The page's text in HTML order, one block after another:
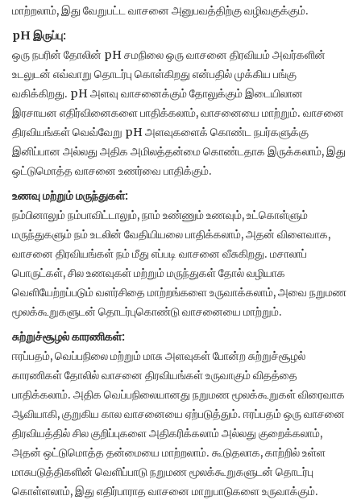
மாற்றலாம், இது வேறுபட்ட வாசனை அனுபவத்திற்கு வழிவகுக்கும்.
pH இருப்பு:
ஒரு நபரின் தோலின் pH சமநிலை ஒரு வாசனை திரவியம் அவர்களின்
உடலுடன் எவ்வாறு தொடர்பு கொள்கிறது என்பதில் முக்கிய பங்கு
வகிக்கிறது. pH அளவு வாசனைக்கும் தோலுக்கும் இடையிலான
இரசாயன எதிர்வினைகளை பாதிக்கலாம், வாசனையை மாற்றும். வாசனை
திரவியங்கள் வெவ்வேறு pH அளவுகளைக் கொண்ட நபர்களுக்கு
இனிப்பான அல்லது அதிக அமிலத்தன்மை கொண்டதாக இருக்கலாம், இது
ஒட்டுமொத்த வாசனை உணர்வை பாதிக்கும்.
உணவு மற்றும் மருந்துகள்:
நம்பினாலும் நம்பாவிட்டாலும், நாம் உண்ணும் உணவும், உட்கொள்ளும்
மருந்துகளும் நம் உடலின் வேதியியலை பாதிக்கலாம், அதன் விளைவாக,
வாசனை திரவியங்கள் நம் மீது எப்படி வாசனை வீசுகிறது. மசாலாப்
பொருட்கள், சில உணவுகள் மற்றும் மருந்துகள் தோல் வழியாக
வெளியேற்றப்படும் வளர்சிதை மாற்றங்களை உருவாக்கலாம், அவை நறுமண
மூலக்கூறுகளுடன் தொடர்புகொண்டு வாசனையை மாற்றும்.
சுற்றுச்சூழல் காரணிகள்:
ஈரப்பதம், வெப்பநிலை மற்றும் மாசு அளவுகள் போன்ற சுற்றுச்சூழல்
காரணிகள் தோலில் வாசனை திரவியங்கள் உருவாகும் விதத்தை
பாதிக்கலாம். அதிக வெப்பநிலையானது நறுமண மூலக்கூறுகள் விரைவாக
ஆவியாகி, குறுகிய கால வாசனையை ஏற்படுத்தும். ஈரப்பதம் ஒரு வாசனை
திரவியத்தில் சில குறிப்புகளை அதிகரிக்கலாம் அல்லது குறைக்கலாம்,
அதன் ஒட்டுமொத்த தன்மையை மாற்றலாம். கூடுதலாக, காற்றில் உள்ள
மாசுபடுத்திகளின் வெளிப்பாடு நறுமண மூலக்கூறுகளுடன் தொடர்பு
கொள்ளலாம், இது எதிர்பாராத வாசனை மாறுபாடுகளை உருவாக்கும்.